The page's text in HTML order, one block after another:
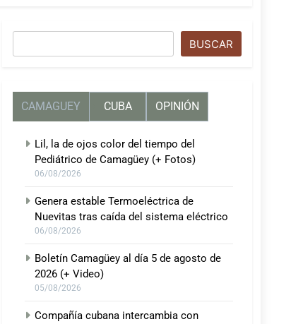
BUSCAR
CAMAGUEY CUBA OPINIÓN
Lil, la de ojos color del tiempo del
Pediátrico de Camagüey (+ Fotos)
06/08/2026
Genera estable Termoeléctrica de
Nuevitas tras caída del sistema eléctrico
06/08/2026
Boletín Camagüey al día 5 de agosto de
2026 (+ Video)
05/08/2026
Compañía cubana intercambia con